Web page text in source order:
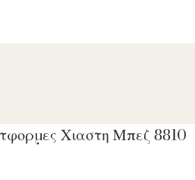
Χιαστη Μπεζ 8810